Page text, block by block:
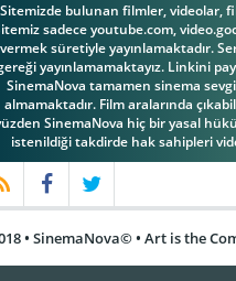
Sitemizde bulunan filmler, videolar,
sadece youtube.com,
vermek süretiyle yayınlamaktadır.
yayınlamamaktayız. Linkini
SinemaNova tamamen sinema
almamaktadır. Film aralarında
SinemaNova hiç bir yasal
istenildiği takdirde hak sahipleri
• SinemaNova© • Art is the